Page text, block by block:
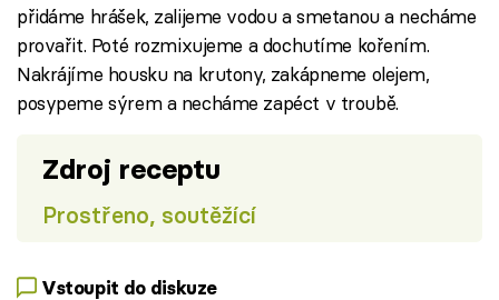
přidáme hrášek, zalijeme vodou a smetanou a necháme
provařit. Poté rozmixujeme a dochutíme kořením.
Nakrájíme housku na krutony, zakápneme olejem,
posypeme sýrem a necháme zapéct v troubě.
Zdroj receptu
Prostřeno, soutěžící
Vstoupit do diskuze